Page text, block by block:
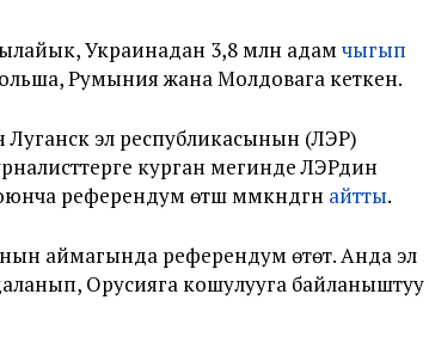
Украинадан 3,8 млн адам чыгып
Румыния жана Молдовага кеткен.
Луганск эл республикасынын (ЛЭР)
курган мегинде ЛЭРдин
референдум өтүшү мүмкүндүгүн айтты.
аймагында референдум өтөт. Анда эл
Орусияга кошулууга байланыштуу